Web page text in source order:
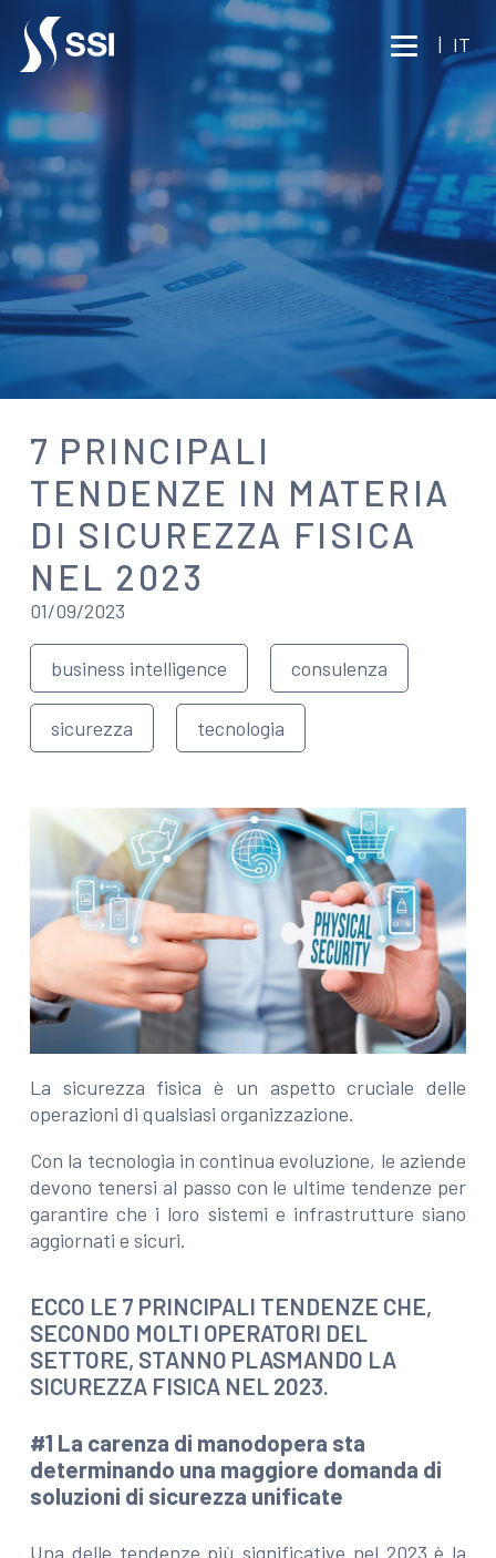
Vai al contenuto principale
| IT
NEWS
7 PRINCIPALI
TENDENZE IN MATERIA
DI SICUREZZA FISICA
NEL 2023
01/09/2023
business intelligence consulenza
sicurezza tecnologia
La sicurezza fisica è un aspetto cruciale delle
operazioni di qualsiasi organizzazione.
Con la tecnologia in continua evoluzione, le aziende
devono tenersi al passo con le ultime tendenze per
garantire che i loro sistemi e infrastrutture siano
aggiornati e sicuri.
ECCO LE 7 PRINCIPALI TENDENZE CHE,
SECONDO MOLTI OPERATORI DEL
SETTORE, STANNO PLASMANDO LA
SICUREZZA FISICA NEL 2023.
#1 La carenza di manodopera sta
determinando una maggiore domanda di
soluzioni di sicurezza unificate
Una delle tendenze più significative nel 2023 è la